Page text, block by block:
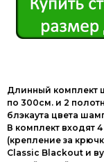
Длинный комплект
по 300см. и 2
блэкаута цвета
В комплект входят
(крепление за
Classic Blackout и